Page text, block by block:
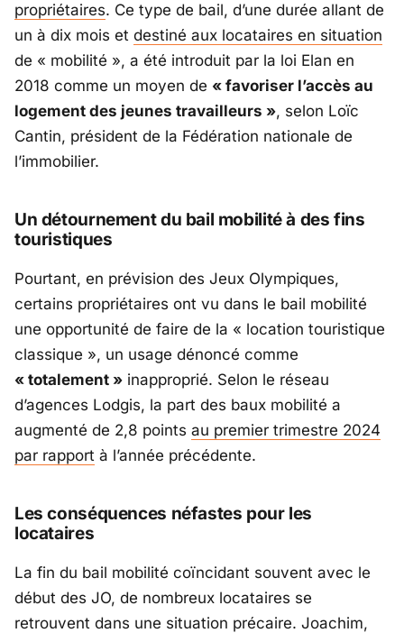
propriétaires. Ce type de bail, d’une durée allant de
un à dix mois et destiné aux locataires en situation
de « mobilité », a été introduit par la loi Elan en
2018 comme un moyen de « favoriser l’accès au
logement des jeunes travailleurs », selon Loïc
Cantin, président de la Fédération nationale de
l’immobilier.
Un détournement du bail mobilité à des fins
touristiques
Pourtant, en prévision des Jeux Olympiques,
certains propriétaires ont vu dans le bail mobilité
une opportunité de faire de la « location touristique
classique », un usage dénoncé comme
« totalement » inapproprié. Selon le réseau
d’agences Lodgis, la part des baux mobilité a
augmenté de 2,8 points au premier trimestre 2024
par rapport à l’année précédente.
Les conséquences néfastes pour les
locataires
La fin du bail mobilité coïncidant souvent avec le
début des JO, de nombreux locataires se
retrouvent dans une situation précaire. Joachim,